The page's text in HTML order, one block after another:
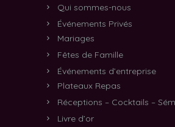
Qui sommes-nous
Événements Privés
Mariages
Fêtes de Famille
Événements d’entreprise
Plateaux Repas
Réceptions – Cocktails –
Livre d’or